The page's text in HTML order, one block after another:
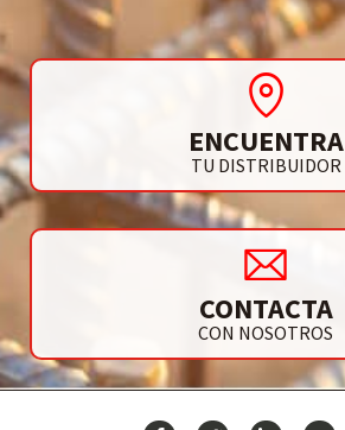
ENCUENTRA
TU DISTRIBUIDOR
CONTACTA
CON NOSOTROS